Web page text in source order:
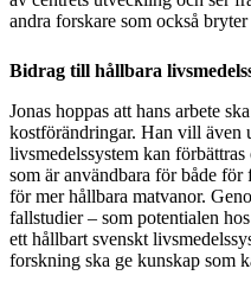
andra forskare som också
Bidrag till hållbara
Jonas hoppas att hans arbete
kostförändringar. Han vill även
livsmedelssystem kan
som är användbara för både
för mer hållbara matvanor.
fallstudier – som potentialen
ett hållbart svenskt
forskning ska ge kunskap som